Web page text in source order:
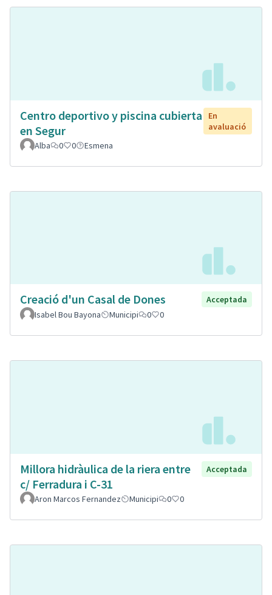
Centro deportivo y piscina cubierta
en Segur
En
avaluació
Alba
0 0 Esmena
Creació d'un Casal de Dones
Acceptada
Isabel Bou Bayona
Municipi 0 0
Millora hidràulica de la riera entre
c/ Ferradura i C-31
Acceptada
Aron Marcos Fernandez Municipi 0 0